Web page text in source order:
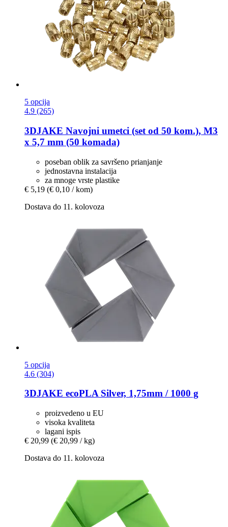
5 opcija
4.9 (265)
3DJAKE Navojni umetci (set od 50 kom.), M3
x 5,7 mm (50 komada)
poseban oblik za savršeno prianjanje
jednostavna instalacija
za mnoge vrste plastike
€ 5,19 (€ 0,10 / kom)
Dostava do 11. kolovoza
5 opcija
4.6 (304)
3DJAKE ecoPLA Silver, 1,75mm / 1000 g
proizvedeno u EU
visoka kvaliteta
lagani ispis
€ 20,99 (€ 20,99 / kg)
Dostava do 11. kolovoza